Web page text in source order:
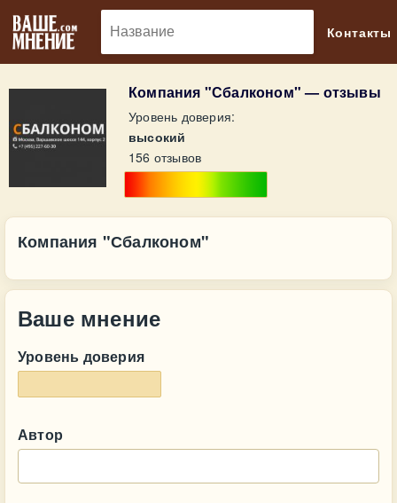
Контакты
Компания "Сбалконом" — отзывы
Уровень доверия:
высокий
156 отзывов
Компания "Сбалконом"
Ваше мнение
Уровень доверия
Автор